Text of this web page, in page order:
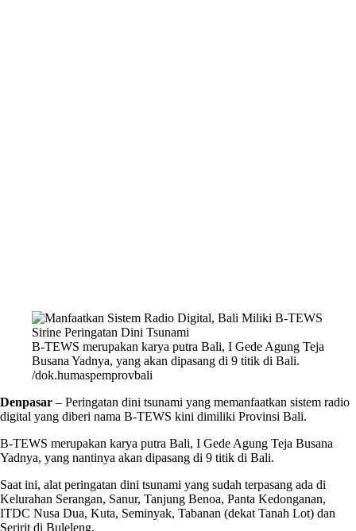
B-TEWS merupakan karya putra Bali, I Gede Agung Teja
Busana Yadnya, yang akan dipasang di 9 titik di Bali.
/dok.humaspemprovbali
Denpasar – Peringatan dini tsunami yang memanfaatkan sistem radio
digital yang diberi nama B-TEWS kini dimiliki Provinsi Bali.
B-TEWS merupakan karya putra Bali, I Gede Agung Teja Busana
Yadnya, yang nantinya akan dipasang di 9 titik di Bali.
Saat ini, alat peringatan dini tsunami yang sudah terpasang ada di
Kelurahan Serangan, Sanur, Tanjung Benoa, Panta Kedonganan,
ITDC Nusa Dua, Kuta, Seminyak, Tabanan (dekat Tanah Lot) dan
Seririt di Buleleng.